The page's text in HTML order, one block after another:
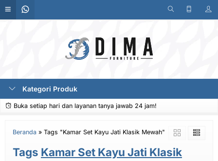
Kategori Produk
Buka setiap hari dan layanan tanya jawab 24 jam!
Beranda » Tags "Kamar Set Kayu Jati Klasik Mewah"
Tags Kamar Set Kayu Jati Klasik